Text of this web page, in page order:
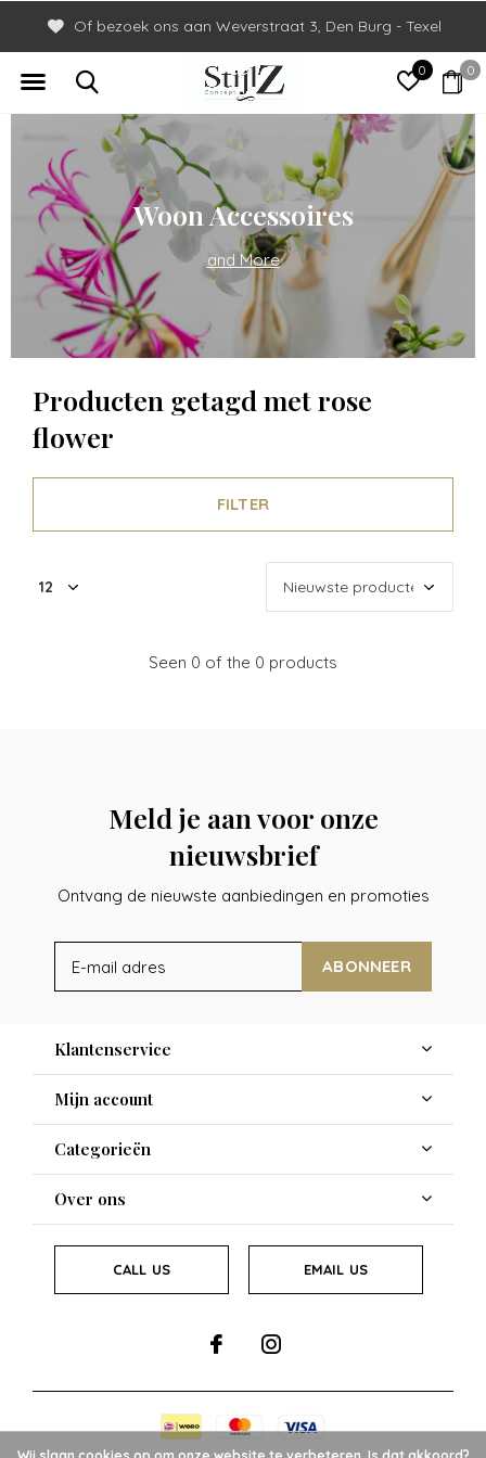
0 0
Of bezoek ons aan Weverstraat 3, Den Burg - Texel
Woon Accessoires
and More
Producten getagd met rose
flower
FILTER
Seen 0 of the 0 products
Meld je aan voor onze
nieuwsbrief
Ontvang de nieuwste aanbiedingen en promoties
ABONNEER
Klantenservice
Mijn account
Categorieën
Over ons
CALL US EMAIL US